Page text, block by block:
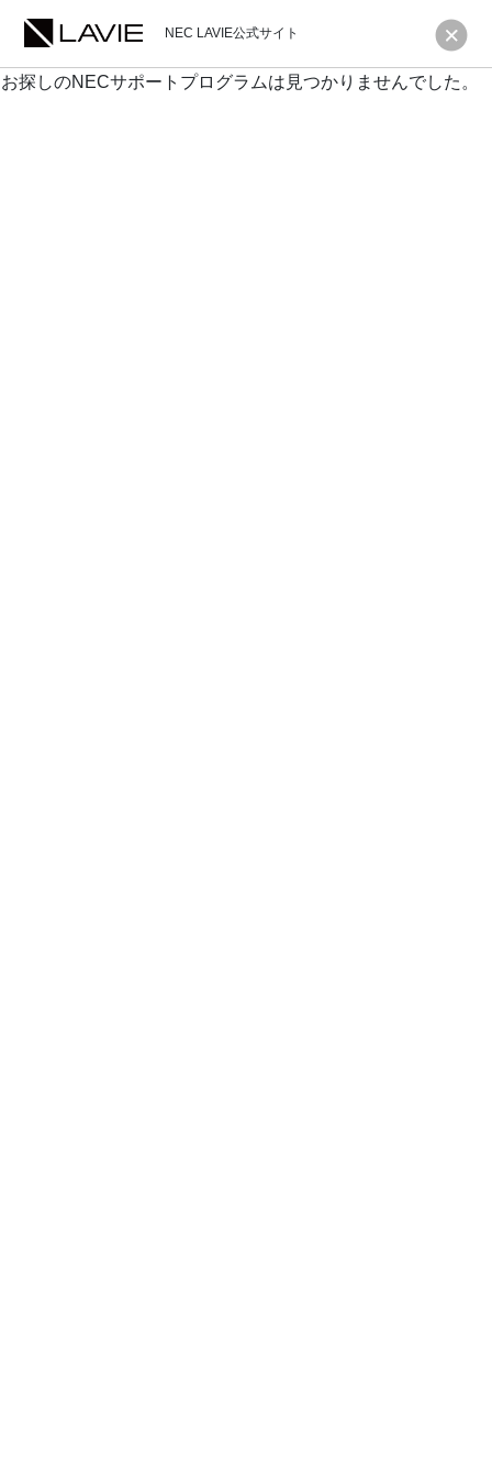
NEC LAVIE公式サイト
お探しのNECサポートプログラムは見つかりませんでした。